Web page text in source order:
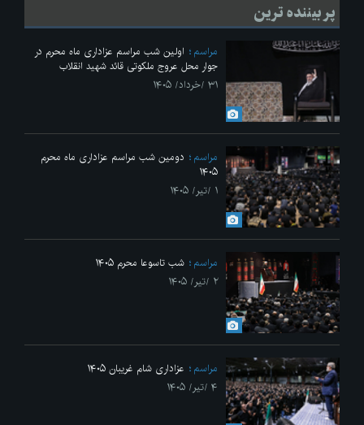
پر بیننده ترین
مراسم
اولین شب مراسم عزاداری ماه محرم در
جوار محل عروج ملکوتی قائد شهید انقلاب
۳۱ /خرداد/ ۱۴۰۵
مراسم
دومین شب مراسم عزاداری ماه محرم
۱۴۰۵
۱ /تیر/ ۱۴۰۵
مراسم
شب تاسوعا محرم ۱۴۰۵
۲ /تیر/ ۱۴۰۵
مراسم
عزاداری شام غریبان ۱۴۰۵
۴ /تیر/ ۱۴۰۵